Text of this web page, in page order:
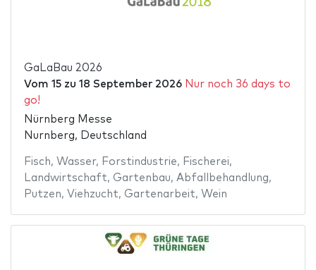
GaLaBau 2026
Vom 15zu 18 September 2026 Nur noch 36 days to
go!
Nürnberg Messe
Nurnberg, Deutschland
Fisch, Wasser, Forstindustrie, Fischerei,
Landwirtschaft, Gartenbau, Abfallbehandlung,
Putzen, Viehzucht, Gartenarbeit, Wein